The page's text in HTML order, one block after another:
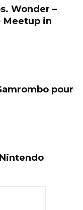
Wonder –
Meetup in
pour